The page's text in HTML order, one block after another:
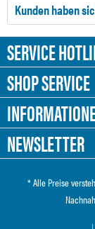
Kunden haben
SERVICE
SHOP SERVICE
NEWSLETTER
* Alle Preise